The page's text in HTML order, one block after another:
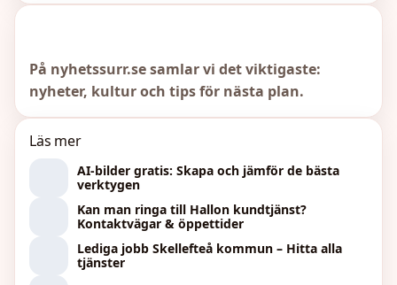
På nyhetssurr.se samlar vi det viktigaste:
nyheter, kultur och tips för nästa plan.
Läs mer
AI-bilder gratis: Skapa och jämför de bästa
verktygen
Kan man ringa till Hallon kundtjänst?
Kontaktvägar & öppettider
Lediga jobb Skellefteå kommun – Hitta alla
tjänster